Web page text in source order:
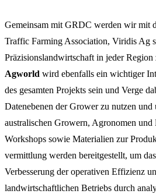
Gemeinsam mit GRDC werden wir mit
Traffic Farming Association, Viridis Ag
Präzisionslandwirtschaft in jeder Region
Agworld wird ebenfalls ein wichtiger
des gesamten Projekts sein und Verge
Datenebenen der Grower zu nutzen und
australischen Growern, Agronomen und
Workshops sowie Materialien zur
vermittlung werden bereitgestellt, um
Verbesserung der operativen Effizienz
landwirtschaftlichen Betriebs durch